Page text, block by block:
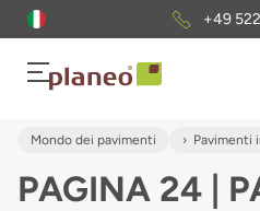
Pacchetto
Mondo dei pavimenti Pavimenti
PAGINA 24 |